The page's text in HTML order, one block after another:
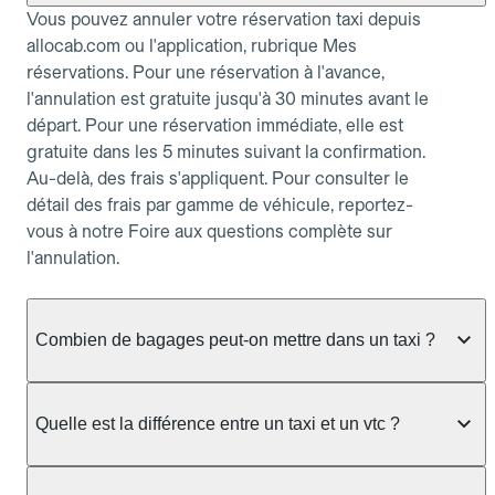
Vous pouvez annuler votre réservation taxi depuis
allocab.com ou l'application, rubrique Mes
réservations. Pour une réservation à l'avance,
l'annulation est gratuite jusqu'à 30 minutes avant le
départ. Pour une réservation immédiate, elle est
gratuite dans les 5 minutes suivant la confirmation.
Au-delà, des frais s'appliquent. Pour consulter le
détail des frais par gamme de véhicule, reportez-
vous à notre Foire aux questions complète sur
l'annulation.
Combien de bagages peut-on mettre dans un taxi ?
taxi berline accueille en général jusqu'à 3 bagages
ou nombreux, précisez-le dans le champ "Message
Quelle est la différence entre un taxi et un vtc ?